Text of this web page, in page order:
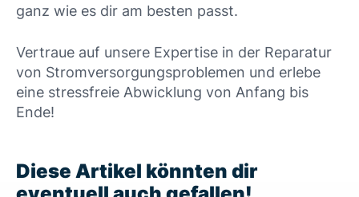
ganz wie es dir am besten passt.
Vertraue auf unsere Expertise in der Reparatur
von Stromversorgungsproblemen und erlebe
eine stressfreie Abwicklung von Anfang bis
Ende!
Diese Artikel könnten dir